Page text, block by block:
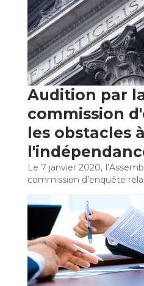
Audition par
commission
les obstacles à
Le 7 janvier 2020,
commission d’enquête